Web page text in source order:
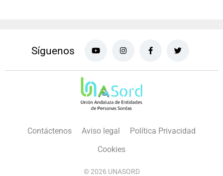
Síguenos
Contáctenos Aviso legal
Política Privacidad
Cookies
© 2026 UNASORD